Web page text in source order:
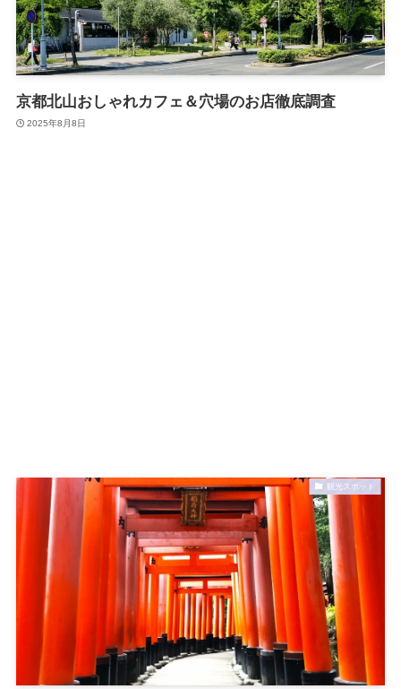
京都北山おしゃれカフェ＆穴場のお店徹底調査
2025年8月8日
観光スポット